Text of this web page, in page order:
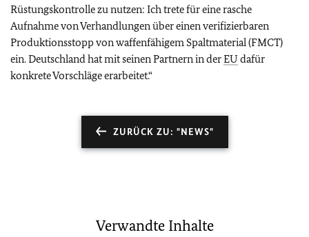
Rüstungskontrolle zu nutzen: Ich trete für eine rasche
Aufnahme von Verhandlungen über einen verifizierbaren
Produktionsstopp von waffenfähigem Spaltmaterial (FMCT)
ein. Deutschland hat mit seinen Partnern in derEU dafür
konkrete Vorschläge erarbeitet.“
ZURÜCK ZU: "NEWS"
Verwandte Inhalte